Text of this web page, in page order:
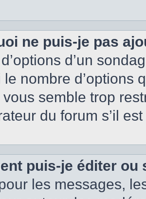
ne puis-je pas
d’un
le nombre d’options
semble trop
du forum s’il
puis-je éditer ou
les messages,